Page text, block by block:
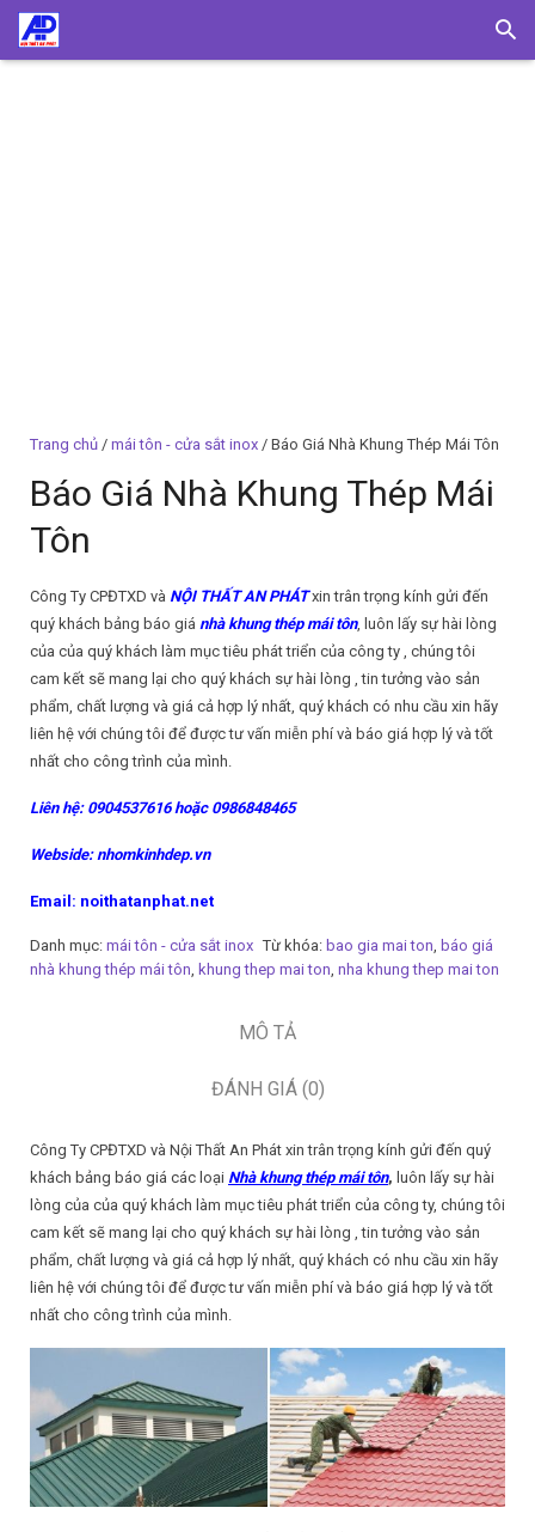
Trang chủ / mái tôn - cửa sắt inox / Báo Giá Nhà Khung Thép Mái Tôn
Báo Giá Nhà Khung Thép Mái
Tôn
Công Ty CPĐTXD và NỘI THẤT AN PHÁTxin trân trọng kính gửi đến
quý khách bảng báo giá nhà khung thép mái tôn, luôn lấy sự hài lòng
của của quý khách làm mục tiêu phát triển của công ty , chúng tôi
cam kết sẽ mang lại cho quý khách sự hài lòng , tin tưởng vào sản
phẩm, chất lượng và giá cả hợp lý nhất, quý khách có nhu cầu xin hãy
liên hệ với chúng tôi để được tư vấn miễn phí và báo giá hợp lý và tốt
nhất cho công trình của mình.
Liên hệ: 0904537616 hoặc 0986848465
Webside: nhomkinhdep.vn
Email: noithatanphat.net
Danh mục: mái tôn - cửa sắt inox Từ khóa: bao gia mai ton, báo giá
nhà khung thép mái tôn, khung thep mai ton, nha khung thep mai ton
MÔ TẢ
ĐÁNH GIÁ (0)
Công Ty CPĐTXD và Nội Thất An Phát xin trân trọng kính gửi đến quý
khách bảng báo giá các loại Nhà khung thép mái tôn, luôn lấy sự hài
lòng của của quý khách làm mục tiêu phát triển của công ty, chúng tôi
cam kết sẽ mang lại cho quý khách sự hài lòng , tin tưởng vào sản
phẩm, chất lượng và giá cả hợp lý nhất, quý khách có nhu cầu xin hãy
liên hệ với chúng tôi để được tư vấn miễn phí và báo giá hợp lý và tốt
nhất cho công trình của mình.